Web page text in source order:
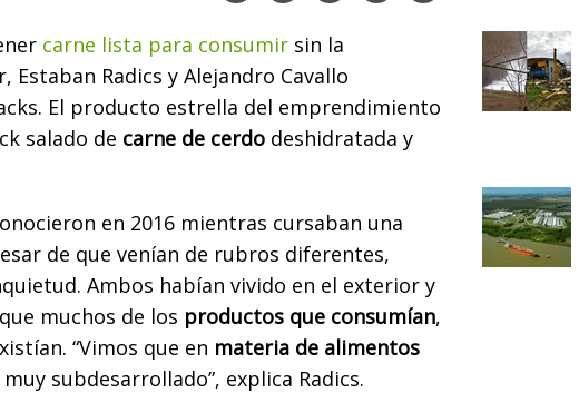
carne lista para consumir sin la
Estaban Radics y Alejandro Cavallo
El producto estrella del emprendimiento
salado de carne de cerdo deshidratada y
en 2016 mientras cursaban una
de que venían de rubros diferentes,
Ambos habían vivido en el exterior y
muchos de los productos que consumían,
“Vimos que en materia de alimentos
subdesarrollado”, explica Radics.